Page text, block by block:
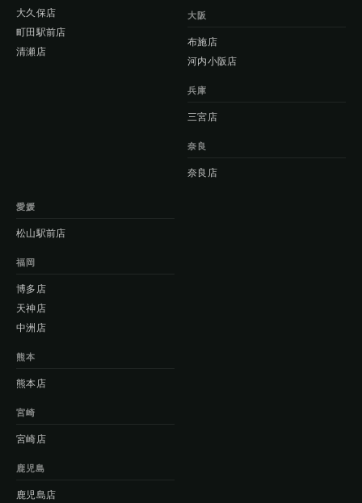
大久保店
町田駅前店
清瀬店
大阪
布施店
河内小阪店
兵庫
三宮店
奈良
奈良店
愛媛
松山駅前店
福岡
博多店
天神店
中洲店
熊本
熊本店
宮崎
宮崎店
鹿児島
鹿児島店